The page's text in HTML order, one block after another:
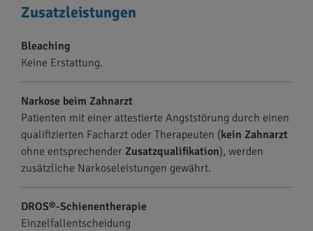
Zusatzleistungen
Bleaching
Keine Erstattung.
Narkose beim Zahnarzt
Patienten mit einer attestierte Angststörung durch einen
qualifizierten Facharzt oder Therapeuten (kein Zahnarzt
ohne entsprechender Zusatzqualifikation), werden
zusätzliche Narkoseleistungen gewährt.
DROS®-Schienentherapie
Einzelfallentscheidung